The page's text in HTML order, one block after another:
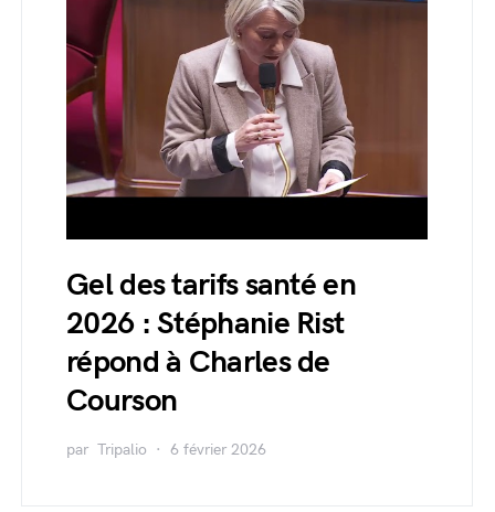
Gel des tarifs santé en
2026 : Stéphanie Rist
répond à Charles de
Courson
par Tripalio 6 février 2026